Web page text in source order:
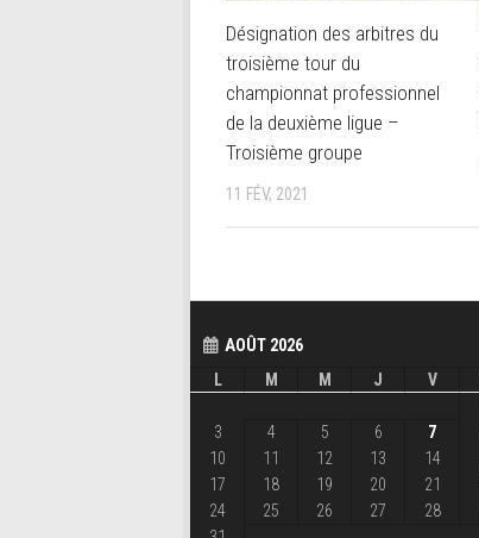
Désignation des arbitres du
troisième tour du
championnat professionnel
de la deuxième ligue –
Troisième groupe
11 FÉV, 2021
AOÛT 2026
L
M M J V
3
4 5 6 7
10
11 12 13 14
17
18 19 20 21
24
25 26 27 28